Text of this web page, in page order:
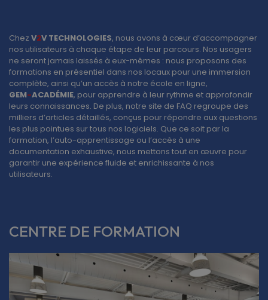
Chez V2V TECHNOLOGIES, nous avons à cœur d’accompagner
nos utilisateurs à chaque étape de leur parcours. Nos usagers
ne seront jamais laissés à eux-mêmes : nous proposons des
formations en présentiel dans nos locaux pour une immersion
complète, ainsi qu’un accès à notre école en ligne,
GEM-ACADÉMIE, pour apprendre à leur rythme et approfondir
leurs connaissances. De plus, notre site de FAQ regroupe des
milliers d’articles détaillés, conçus pour répondre aux questions
les plus pointues sur tous nos logiciels. Que ce soit par la
formation, l’auto-apprentissage ou l’accès à une
documentation exhaustive, nous mettons tout en œuvre pour
garantir une expérience fluide et enrichissante à nos
utilisateurs.
CENTRE DE FORMATION